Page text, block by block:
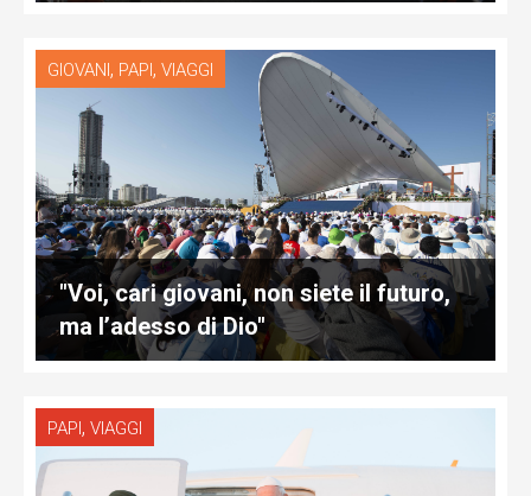
GIOVANI , PAPI , VIAGGI
"Voi, cari giovani, non siete il futuro,
ma l’adesso di Dio"
PAPI, VIAGGI